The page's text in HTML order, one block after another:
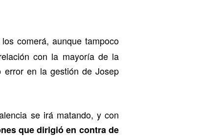
comerá, aunque tampoco
con la mayoría de la
en la gestión de Josep
se irá matando, y con
que dirigió en contra de